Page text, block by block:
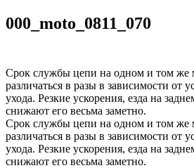
000_moto_0811_070
Срок службы цепи на одном и том же
различаться в разы в зависимости от
ухода. Резкие ускорения, езда на
снижают его весьма заметно.
Срок службы цепи на одном и том же
различаться в разы в зависимости от
ухода. Резкие ускорения, езда на
снижают его весьма заметно.